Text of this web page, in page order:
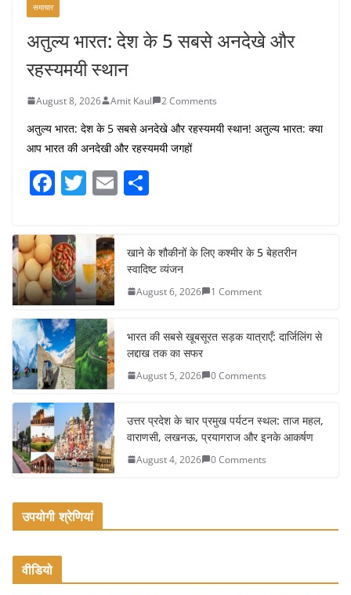
समाचार
अतुल्य भारत: देश के 5 सबसे अनदेखे और
रहस्यमयी स्थान
August 8, 2026 Amit Kaul 2 Comments
अतुल्य भारत: देश के 5 सबसे अनदेखे और रहस्यमयी स्थान! अतुल्य भारत: क्या
आप भारत की अनदेखी और रहस्यमयी जगहों
F
c
e
b
o
o
k
T
itt
er
E
e
खाने के शौकीनों के लिए कश्मीर के 5 बेहतरीन
स्वादिष्ट व्यंजन
August 6, 2026 1 Comment
भारत की सबसे खूबसूरत सड़क यात्राएँ: दार्जिलिंग से
लद्दाख तक का सफर
August 5, 2026 0 Comments
उत्तर प्रदेश के चार प्रमुख पर्यटन स्थल: ताज महल,
वाराणसी, लखनऊ, प्रयागराज और इनके आकर्षण
August 4, 2026 0 Comments
उपयोगी श्रेणियां
वीडियो